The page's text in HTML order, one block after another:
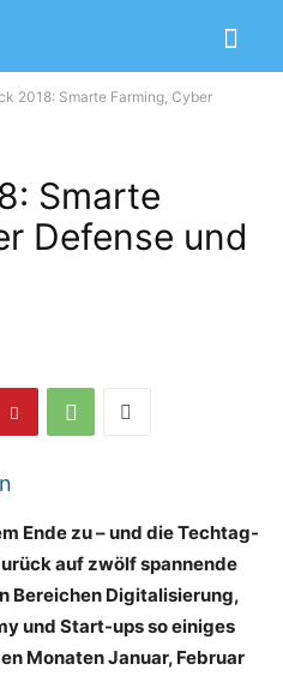
2018: Smarte Farming, Cyber
Smarte
Defense und
Ende zu – und die Techtag-
auf zwölf spannende
Bereichen Digitalisierung,
und Start-ups so einiges
Monaten Januar, Februar